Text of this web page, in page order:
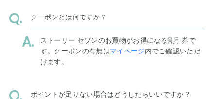
クーポンとは何ですか？
ストーリー セゾンのお買物がお得になる割引券で
す。クーポンの有無はマイページ内でご確認いただ
けます。
ポイントが足りない場合はどうしたらいいですか？